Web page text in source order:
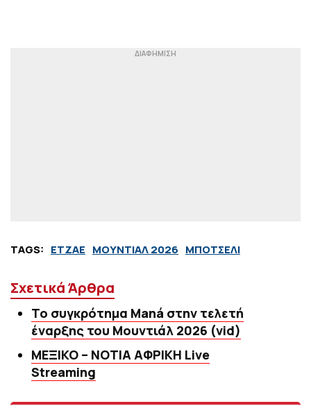
TAGS: ΕΤΖΑΕ ΜΟΥΝΤΙΑΛ 2026 ΜΠΟΤΣΕΛΙ
Σχετικά Άρθρα
To συγκρότημα Maná στην τελετή
έναρξης του Μουντιάλ 2026 (vid)
ΜΕΞΙΚΟ – ΝΟΤΙΑ ΑΦΡΙΚΗ Live
Streaming